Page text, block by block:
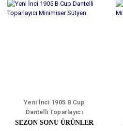
Yeni İnci 1905 B Cup
Dantelli Toparlayıcı
Minimiser Sütyen
SEZON SONU ÜRÜNLER